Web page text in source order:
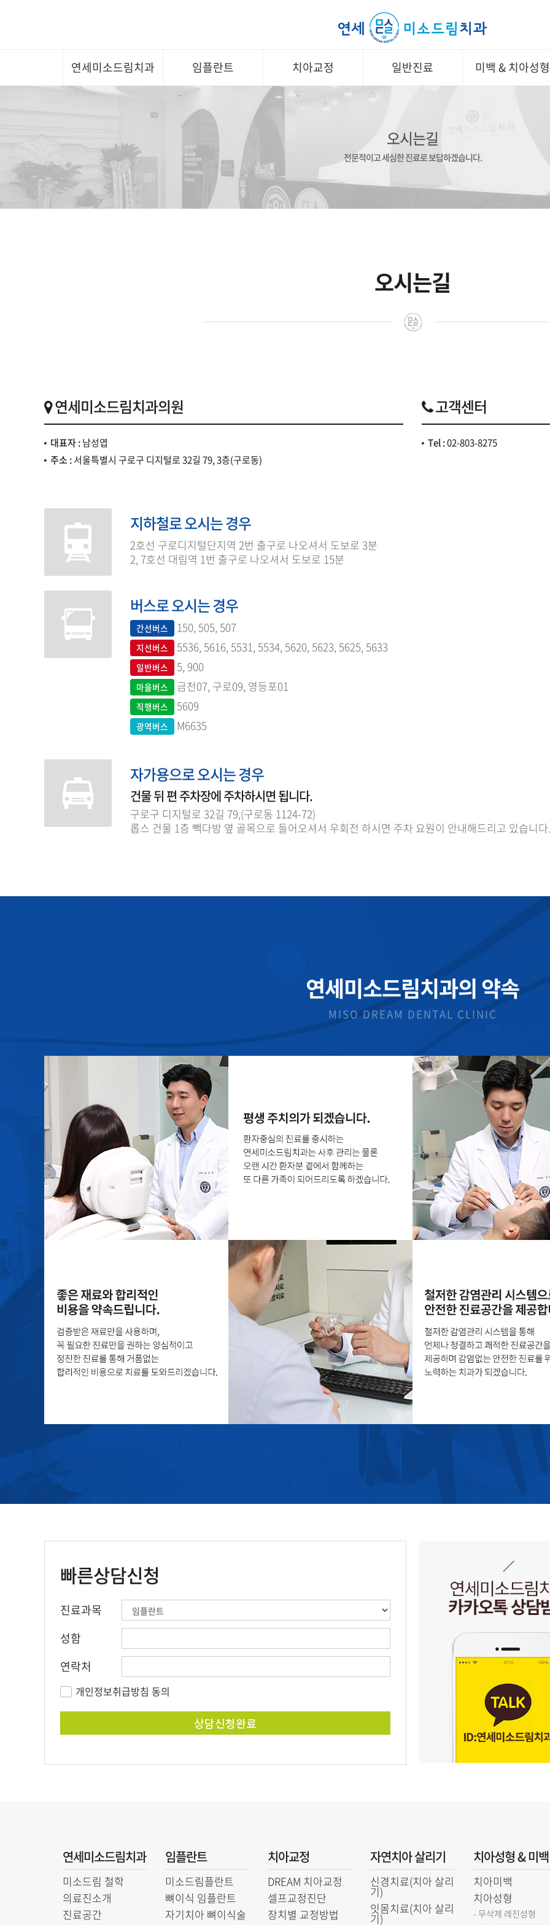
연세미소드림치과 임플란트 치아교정 일반진료 미백 & 치아성형
오시는길
전문적이고 세심한 진료로 보답하겠습니다.
오시는길
연세미소드림치과의원
대표자 :남성엽
주소 :서울특별시 구로구 디지털로 32길 79, 3층(구로동)
고객센터
Tel :02-803-8275
지하철로 오시는 경우
2호선 구로디지털단지역 2번 출구로 나오셔서 도보로 3분
2, 7호선 대림역 1번 출구로 나오셔서 도보로 15분
버스로 오시는 경우
간선버스 150, 505, 507
지선버스 5536, 5616, 5531, 5534, 5620, 5623, 5625, 5633
일반버스 5, 900
마을버스 금천07, 구로09, 영등포01
직행버스 5609
광역버스 M6635
자가용으로 오시는 경우
건물 뒤 편 주차장에 주차하시면 됩니다.
구로구 디지털로 32길 79,(구로동 1124-72)
롭스 건물 1층 빽다방 옆 골목으로 들어오셔서 우회전 하시면 주차 요원이 안내해드리고 있습니다.
연세미소드림치과의 약속
MISO DREAM DENTAL CLINIC
빠른상담신청
진료과목
성함
연락처
개인정보취급방침 동의
연세미소드림치과
미소드림 철학
의료진소개
진료공간
임플란트
미소드림플란트
뼈이식 임플란트
자기치아 뼈이식술
치아교정
DREAM 치아교정
셀프교정진단
장치별 교정방법
자연치아 살리기
신경치료(치아 살리
기)
잇몸치료(치아 살리
기)
치아성형 & 미백
치아미백
치아성형
- 무삭제 레진성형